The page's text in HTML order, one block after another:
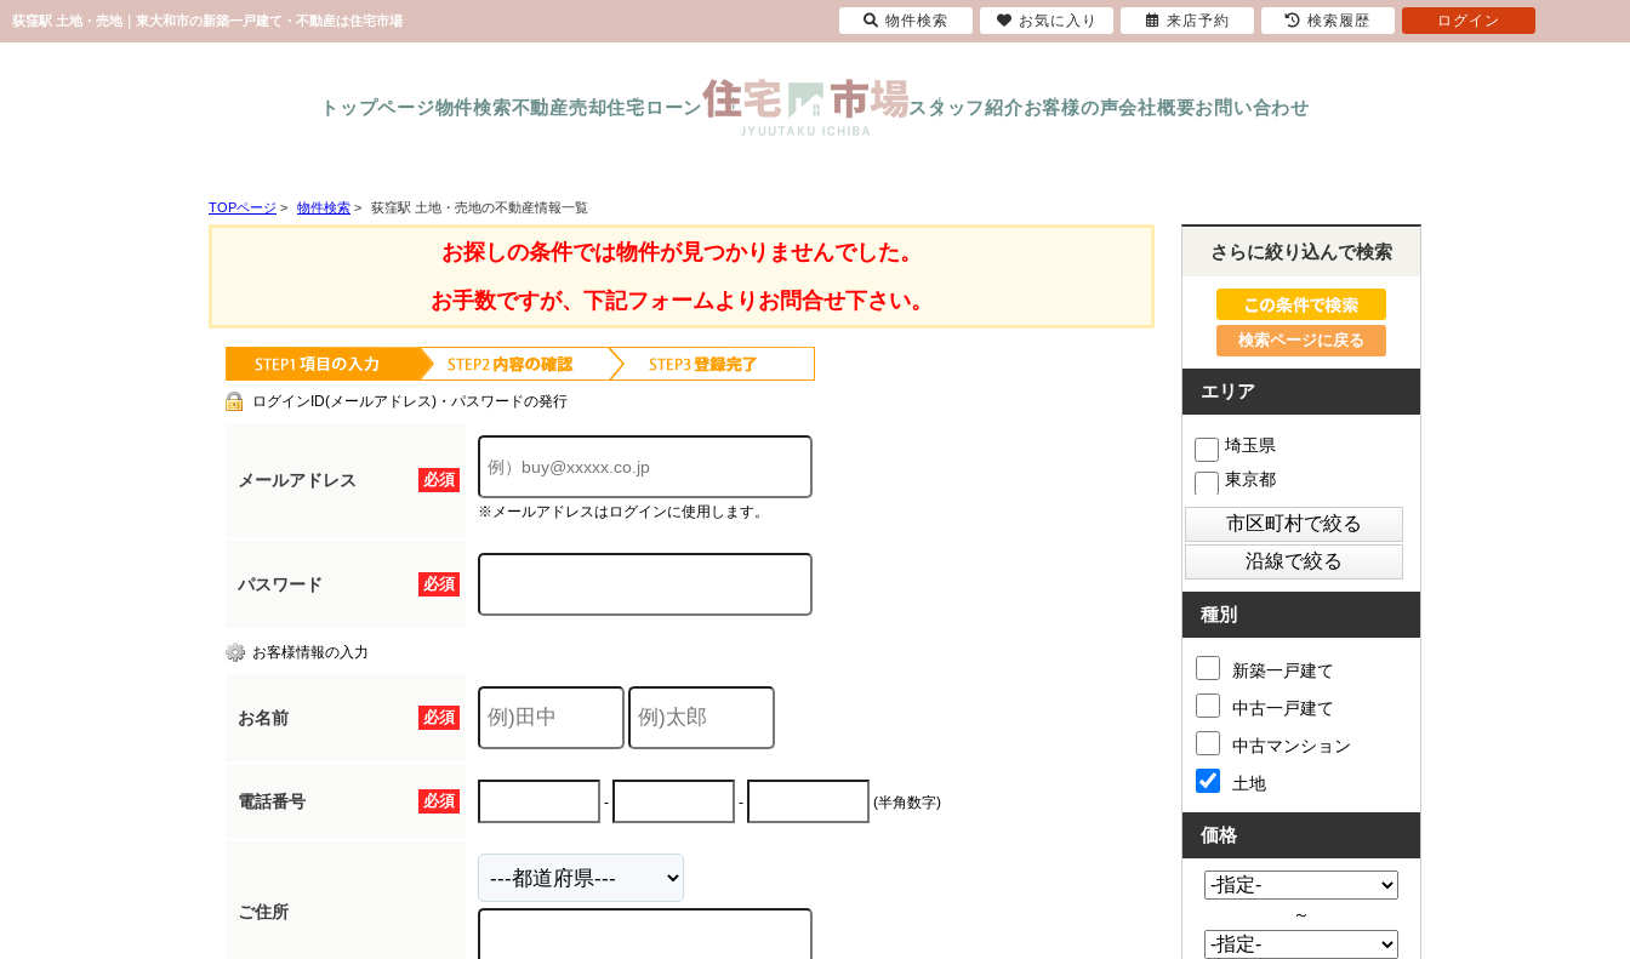
荻窪駅 土地・売地｜東大和市の新築一戸建て・不動産は住宅市場
トップページ物件検索不動産売却住宅ローン スタッフ紹介お客様の声会社概要お問い合わせ
TOPページ > 物件検索 > 荻窪駅 土地・売地の不動産情報一覧
お探しの条件では物件が見つかりませんでした。
お手数ですが、下記フォームよりお問合せ下さい。
ログインID(メールアドレス)・パスワードの発行
必須
メールアドレス
※メールアドレスはログインに使用します。
必須
パスワード
お客様情報の入力
必須
お名前
必須
電話番号 - - (半角数字)
ご住所
さらに絞り込んで検索
検索ページに戻る
エリア
埼玉県
東京都
種別
新築一戸建て
中古一戸建て
中古マンション
土地
価格
～
物件検索 お気に入り 来店予約 検索履歴 ログイン